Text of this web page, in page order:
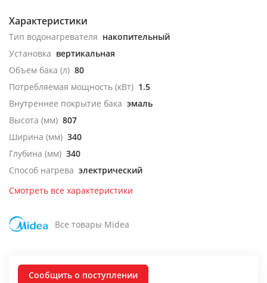
Характеристики
Тип водонагревателя накопительный
Установка вертикальная
Объем бака (л) 80
Потребляемая мощность (кВт) 1.5
Внутреннее покрытие бака эмаль
Высота (мм) 807
Ширина (мм) 340
Глубина (мм) 340
Способ нагрева электрический
Смотреть все характеристики
Все товары Midea
Сообщить о поступлении